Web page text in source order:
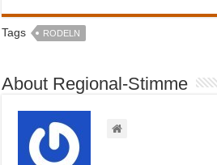
Tags RODELN
About Regional-Stimme